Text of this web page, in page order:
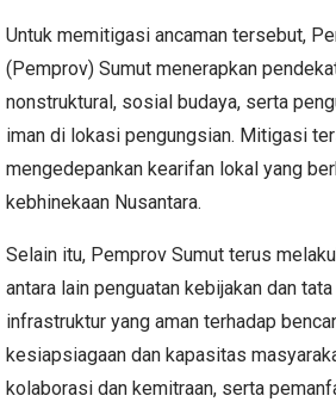
Untuk memitigasi ancaman tersebut,
(Pemprov) Sumut menerapkan
nonstruktural, sosial budaya, serta
iman di lokasi pengungsian. Mitigasi
mengedepankan kearifan lokal yang
kebhinekaan Nusantara.
Selain itu, Pemprov Sumut terus
antara lain penguatan kebijakan dan
infrastruktur yang aman terhadap
kesiapsiagaan dan kapasitas
kolaborasi dan kemitraan, serta